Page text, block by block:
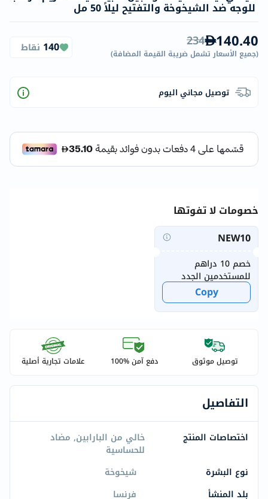
للوجه ضد الشيخوخة والتفتيح ليلاً 50 مل
140.40
234
(جميع الأسعار تشمل ضريبة القيمة المضافة)
140 نقاط
توصيل مجاني اليوم
خصومات لا تفوتها
NEW10
خصم 10 دراهم
للمستخدمين الجدد
Copy
توصيل موثوق دفع آمن %100 علامات تجارية أصلية
التفاصيل
اختصاصات المنتج خالي من البارابين, مضاد
للحساسية
نوع البشرة
شيخوخة
بلد المنشأ
فرنسا